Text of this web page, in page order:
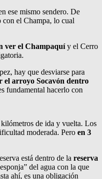
ese mismo sendero. De
con el Champa, lo cual
ver el Champaquíy el Cerro
hay que desviarse para
el arroyo Socavón dentro
fundamental hacerlo con
de ida y vuelta. Los
moderada. Pero en 3
está dentro de la reserva
del agua con la que
ahí, es una obligación